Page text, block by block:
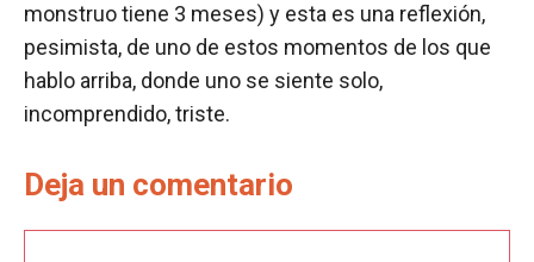
monstruo tiene 3 meses) y esta es una reflexión,
pesimista, de uno de estos momentos de los que
hablo arriba, donde uno se siente solo,
incomprendido, triste.
Deja un comentario